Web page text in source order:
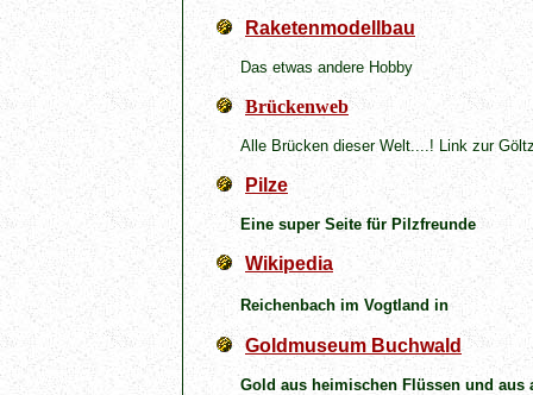
Raketenmodellbau
Das etwas andere Hobby
Brückenweb
Alle Brücken dieser Welt....! Link zur
Pilze
Eine super Seite für Pilzfreunde
Wikipedia
Reichenbach im Vogtland in
Goldmuseum Buchwald
Gold aus heimischen Flüssen und aus